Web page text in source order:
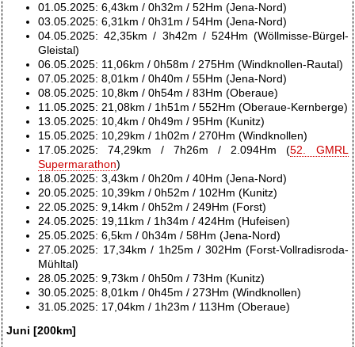
01.05.2025: 6,43km / 0h32m / 52Hm (Jena-Nord)
03.05.2025: 6,31km / 0h31m / 54Hm (Jena-Nord)
04.05.2025: 42,35km / 3h42m / 524Hm (Wöllmisse-Bürgel-
Gleistal)
06.05.2025: 11,06km / 0h58m / 275Hm (Windknollen-Rautal)
07.05.2025: 8,01km / 0h40m / 55Hm (Jena-Nord)
08.05.2025: 10,8km / 0h54m / 83Hm (Oberaue)
11.05.2025: 21,08km / 1h51m / 552Hm (Oberaue-Kernberge)
13.05.2025: 10,4km / 0h49m / 95Hm (Kunitz)
15.05.2025: 10,29km / 1h02m / 270Hm (Windknollen)
17.05.2025: 74,29km / 7h26m / 2.094Hm (52. GMRL
Supermarathon)
18.05.2025: 3,43km / 0h20m / 40Hm (Jena-Nord)
20.05.2025: 10,39km / 0h52m / 102Hm (Kunitz)
22.05.2025: 9,14km / 0h52m / 249Hm (Forst)
24.05.2025: 19,11km / 1h34m / 424Hm (Hufeisen)
25.05.2025: 6,5km / 0h34m / 58Hm (Jena-Nord)
27.05.2025: 17,34km / 1h25m / 302Hm (Forst-Vollradisroda-
Mühltal)
28.05.2025: 9,73km / 0h50m / 73Hm (Kunitz)
30.05.2025: 8,01km / 0h45m / 273Hm (Windknollen)
31.05.2025: 17,04km / 1h23m / 113Hm (Oberaue)
Juni [200km]